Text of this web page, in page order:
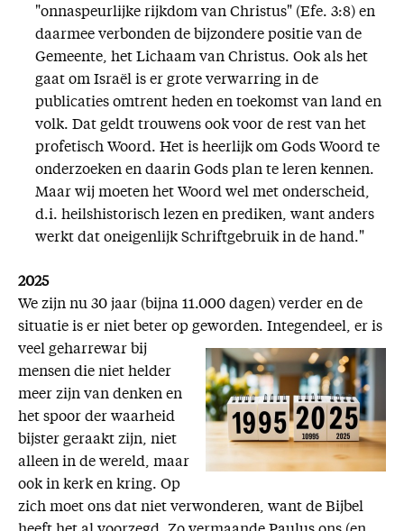
"onnaspeurlijke rijkdom van Christus" (Efe. 3:8) en
daarmee verbonden de bijzondere positie van de
Gemeente, het Lichaam van Christus. Ook als het
gaat om Israël is er grote verwarring in de
publicaties omtrent heden en toekomst van land en
volk. Dat geldt trouwens ook voor de rest van het
profetisch Woord. Het is heerlijk om Gods Woord te
onderzoeken en daarin Gods plan te leren kennen.
Maar wij moeten het Woord wel met onderscheid,
d.i. heilshistorisch lezen en prediken, want anders
werkt dat oneigenlijk Schriftgebruik in de hand."
2025
We zijn nu 30 jaar (bijna 11.000 dagen) verder en de
situatie is er niet beter op geworden. Integendeel, er is
veel geharrewar bij
mensen die niet helder
meer zijn van denken en
het spoor der waarheid
bijster geraakt zijn, niet
alleen in de wereld, maar
ook in kerk en kring. Op
zich moet ons dat niet verwonderen, want de Bijbel